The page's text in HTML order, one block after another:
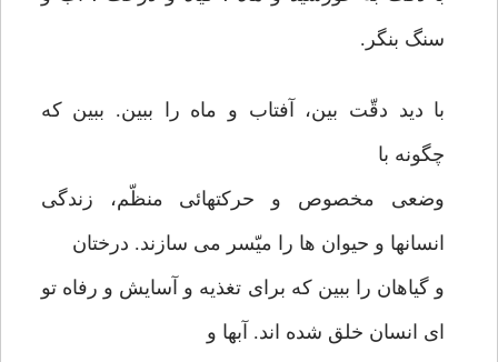
سنگ بنگر.
با دید دقّت بین، آفتاب و ماه را ببین. ببین که
چگونه با
وضعی مخصوص و حرکتهائی منظّم، زندگی
انسانها و حیوان ها را میّسر می سازند. درختان
و گیاهان را ببین که برای تغذیه و آسایش و رفاه تو
ای انسان خلق شده اند. آبها و